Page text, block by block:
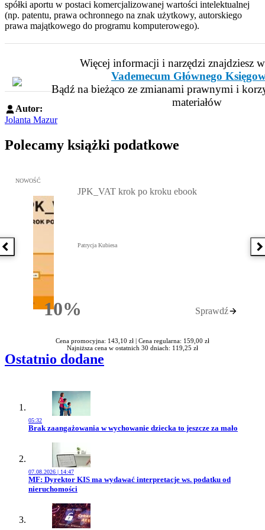
spółki aportu w postaci komercjalizowanej wartości intelektualnej
(np. patentu, prawa ochronnego na znak użytkowy, autorskiego
prawa majątkowego do programu komputerowego).
Więcej informacji i narzędzi znajdziesz
Vademecum Głównego
Bądź na bieżąco ze zmianami prawnymi i
materiałów
Autor:
Jolanta Mazur
Polecamy książki podatkowe
Poprzednia książka
Przejdź do: JPK_VAT krok po kroku ebook, Patrycja Kubiesa -
NOWOŚĆ
10%Rabatu
JPK_VAT krok po kroku ebook
Patrycja Kubiesa
Sprawdź
Cena promocyjna: 143,10 zł | Cena regularna: 159,00 zł
Najniższa cena w ostatnich 30 dniach: 119,25 zł
Ostatnio dodane
05:32
Przejdź do artykułu:
Brak zaangażowania w wychowanie dziecka to jeszcze za mało
07.08.2026 | 14:47
Przejdź do artykułu:
MF: Dyrektor KIS ma wydawać interpretacje ws. podatku od
nieruchomości